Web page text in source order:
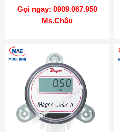
0-10V hoặc 4-20mA - Model
MS2-W111
Gọi ngay: 0909.067.950
Ms.Châu